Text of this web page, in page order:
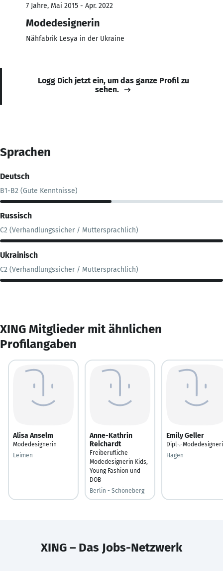
7 Jahre, Mai 2015 - Apr. 2022
Modedesignerin
Nähfabrik Lesya in der Ukraine
Logg Dich jetzt ein, um das ganze Profil zu
sehen.
Sprachen
Deutsch
B1-B2 (Gute Kenntnisse)
Russisch
C2 (Verhandlungssicher / Muttersprachlich)
Ukrainisch
C2 (Verhandlungssicher / Muttersprachlich)
XING Mitglieder mit ähnlichen
Profilangaben
Alisa Anselm
Modedesignerin
Leimen
Anne-Kathrin
Reichardt
Freiberufliche
Modedesignerin Kids,
Young Fashion und
DOB
Berlin - Schöneberg
Emily Geller
Dipl-.-
Hagen
XING – Das Jobs-Netzwerk